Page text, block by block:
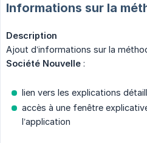
Informations sur la
Description
Ajout d’informations sur la
Société Nouvelle :
lien vers les explications
accès à une fenêtre
l’application